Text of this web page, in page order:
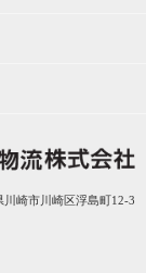
崎市川崎区浮島町12-3